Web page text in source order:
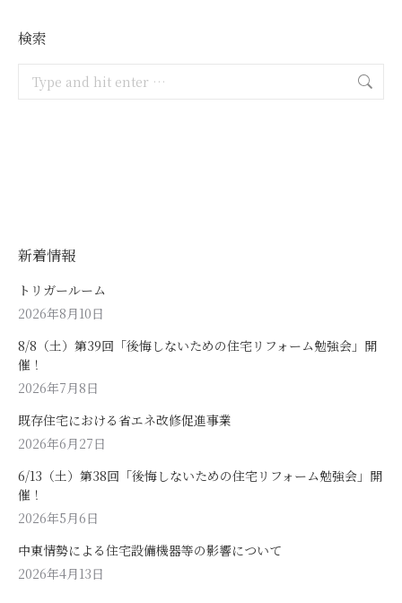
検索
新着情報
トリガールーム
2026年8月10日
8/8（土）第39回「後悔しないための住宅リフォーム勉強会」開
催！
2026年7月8日
既存住宅における省エネ改修促進事業
2026年6月27日
6/13（土）第38回「後悔しないための住宅リフォーム勉強会」開
催！
2026年5月6日
中東情勢による住宅設備機器等の影響について
2026年4月13日